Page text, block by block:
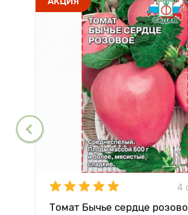
4
Томат Бычье сердце